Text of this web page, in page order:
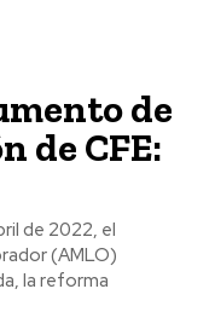
de
de CFE:
de 2022, el
(AMLO)
la reforma